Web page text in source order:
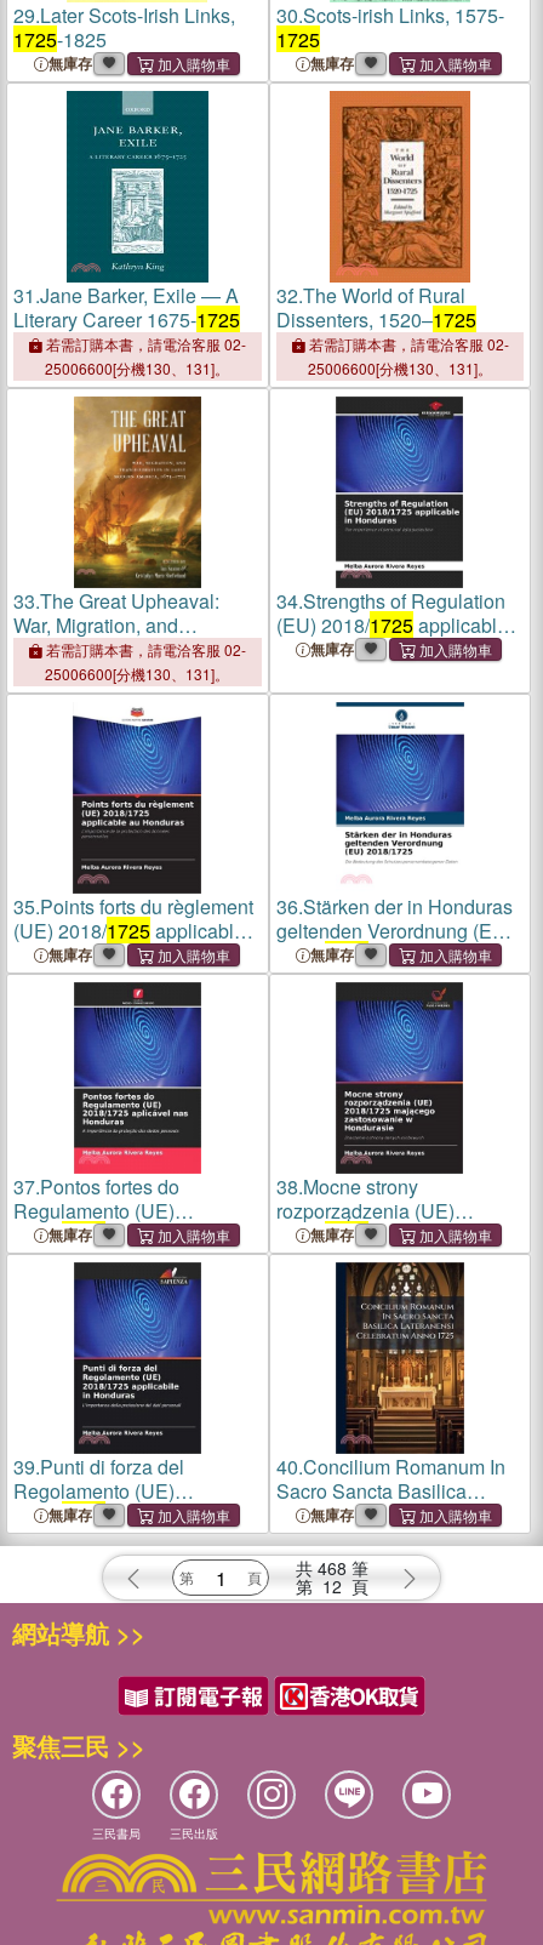
29.Later Scots-Irish Links,
1725-1825
無庫存
30.Scots-irish Links, 1575-
1725
無庫存
31.Jane Barker, Exile — A
Literary Career 1675-1725
若需訂購本書，請電洽客服 02-
25006600[分機130、131]。
32.The World of Rural
Dissenters, 1520–1725
若需訂購本書，請電洽客服 02-
25006600[分機130、131]。
33.The Great Upheaval:
War, Migration, and
Transformation in Early
Modern America, 1675-1725
若需訂購本書，請電洽客服 02-
25006600[分機130、131]。
34.Strengths of Regulation
(EU) 2018/1725applicable
in Honduras
無庫存
35.Points forts du règlement
(UE) 2018/1725applicable
au Honduras
無庫存
36.Stärken der in Honduras
geltenden Verordnung (EU)
2018/1725
無庫存
37.Pontos fortes do
Regulamento (UE)
2018/1725aplicável nas
Honduras
無庫存
38.Mocne strony
rozporządzenia (UE)
2018/1725mającego
zastosowanie w Hondurasie
無庫存
39.Punti di forza del
Regolamento (UE)
2018/1725applicabile in
Honduras
無庫存
40.Concilium Romanum In
Sacro Sancta Basilica
Lateranensi Celebratum
Anno1725
無庫存
共 468 筆
第 12 頁
網站導航 >>
聚焦三民 >>
三民書局 三民出版